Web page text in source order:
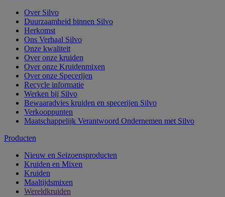
Over Silvo
Duurzaamheid binnen Silvo
Herkomst
Ons Verhaal Silvo
Onze kwaliteit
Over onze kruiden
Over onze Kruidenmixen
Over onze Specerijen
Recycle informatie
Werken bij Silvo
Bewaaradvies kruiden en specerijen Silvo
Verkooppunten
Maatschappelijk Verantwoord Ondernemen met Silvo
Producten
Nieuw en Seizoensproducten
Kruiden en Mixen
Kruiden
Maaltijdsmixen
Wereldkruiden